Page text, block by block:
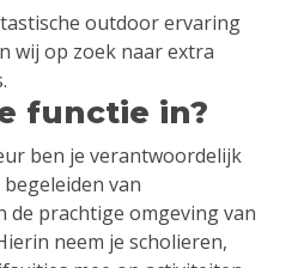
outdoor ervaring
wij op zoek naar extra
functie in?
ben je verantwoordelijk
van
prachtige omgeving van
neem je scholieren,